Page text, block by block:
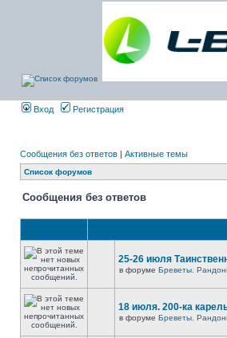
Вход Регистрация
Сообщения без ответов | Активные темы
Список форумов
Сообщения без ответов
25-26 июля
в форуме Бреветы.
18 июля. 200-ка
в форуме Бреветы.